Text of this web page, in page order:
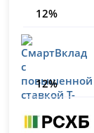
12%
12%